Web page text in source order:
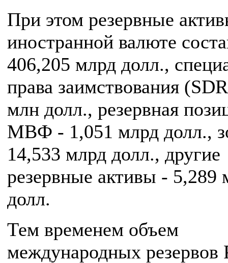
При этом резервные
иностранной валюте
406,205 млрд долл.,
права заимствования
млн долл., резервная
МВФ - 1,051 млрд долл.,
14,533 млрд долл., другие
резервные активы - 5,289
долл.
Тем временем объем
международных